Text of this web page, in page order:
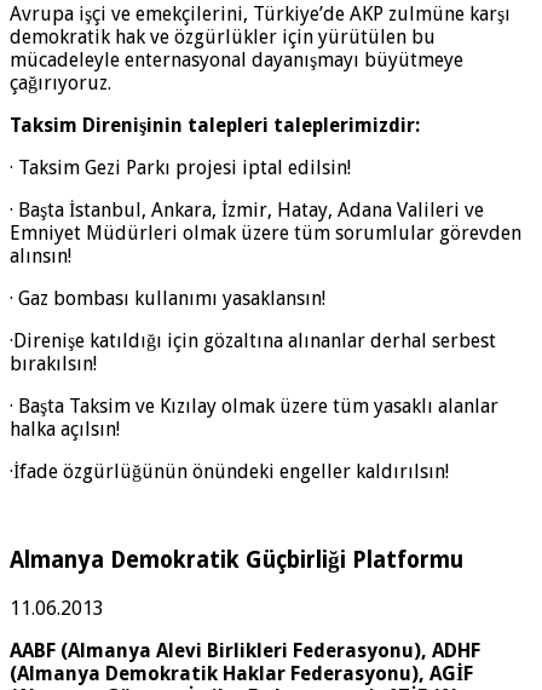
Avrupa işçi ve emekçilerini, Türkiye’de AKP zulmüne karşı
demokratik hak ve özgürlükler için yürütülen bu
mücadeleyle enternasyonal dayanışmayı büyütmeye
çağırıyoruz.
Taksim Direnişinin talepleri taleplerimizdir:
· Taksim Gezi Parkı projesi iptal edilsin!
· Başta İstanbul, Ankara, İzmir, Hatay, Adana Valileri ve
Emniyet Müdürleri olmak üzere tüm sorumlular görevden
alınsın!
· Gaz bombası kullanımı yasaklansın!
·Direnişe katıldığı için gözaltına alınanlar derhal serbest
bırakılsın!
· Başta Taksim ve Kızılay olmak üzere tüm yasaklı alanlar
halka açılsın!
·İfade özgürlüğünün önündeki engeller kaldırılsın!
Almanya Demokratik Güçbirliği Platformu
11.06.2013
AABF (Almanya Alevi Birlikleri Federasyonu), ADHF
(Almanya Demokratik Haklar Federasyonu), AGİF